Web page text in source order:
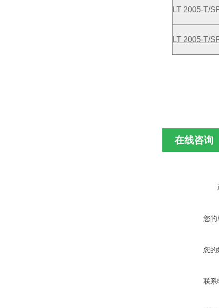
LT 2005-T/
LT 2005-T/
在线咨询
您的
您的
联系